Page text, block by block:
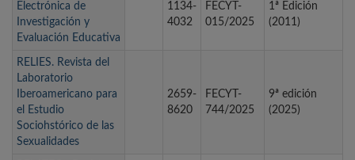
Electrónica de
Investigación y
Evaluación Educativa
1134-
4032
FECYT-
015/2025
1ª Edición
(2011)
RELIES. Revista del
Laboratorio
Iberoamericano para
el Estudio
Sociohstórico de las
Sexualidades
2659-
8620
FECYT-
744/2025
9ª edición
(2025)